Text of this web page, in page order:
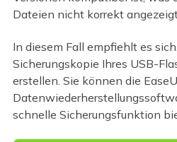
Dateien nicht korrekt
In diesem Fall empfiehlt es
Sicherungskopie Ihres USB-
erstellen. Sie können die
schnelle Sicherungsfunktion